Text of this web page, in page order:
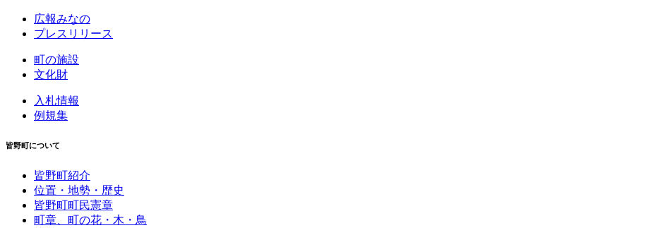
広報みなの
プレスリリース
町の施設
文化財
入札情報
例規集
皆野町について
皆野町紹介
位置・地勢・歴史
皆野町町民憲章
町章、町の花・木・鳥